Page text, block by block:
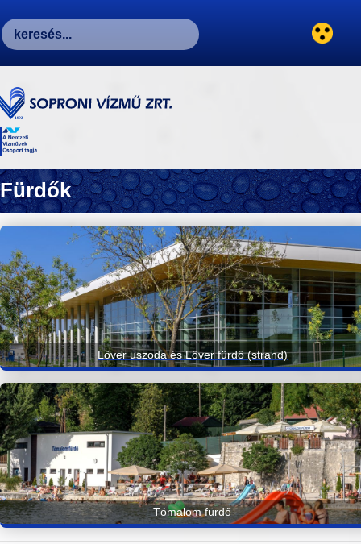
Fürdők
Lőver uszoda és Lőver fürdő (strand)
Tómalom fürdő